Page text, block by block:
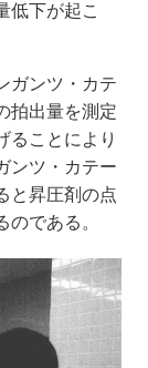
低下が起こ
ガンツ・カテ
拍出量を測定
ることにより
ンツ・カテー
と昇圧剤の点
である。